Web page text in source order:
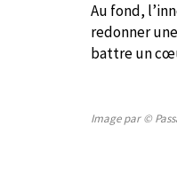
Au fond,
redonner
battre un
Image par ©